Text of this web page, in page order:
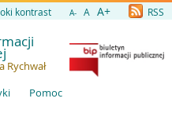
kontrast A- A A+ RSS
Rychwał
Pomoc